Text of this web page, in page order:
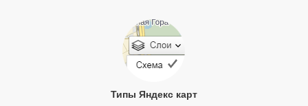
Типы Яндекс карт